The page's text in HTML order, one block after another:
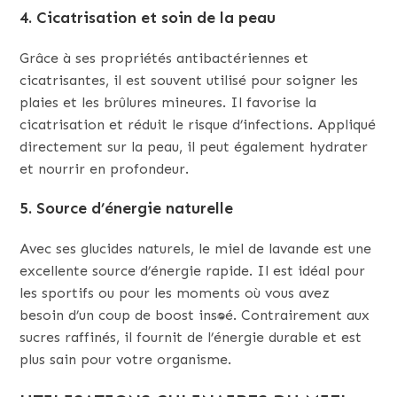
4. Cicatrisation et soin de la peau
Grâce à ses propriétés antibactériennes et
cicatrisantes, il est souvent utilisé pour soigner les
plaies et les brûlures mineures. Il favorise la
cicatrisation et réduit le risque d’infections. Appliqué
directement sur la peau, il peut également hydrater
et nourrir en profondeur.
5. Source d’énergie naturelle
Avec ses glucides naturels, le miel de lavande est une
excellente source d’énergie rapide. Il est idéal pour
les sportifs ou pour les moments où vous avez
besoin d’un coup de boost instantané. Contrairement aux
sucres raffinés, il fournit de l’énergie durable et est
plus sain pour votre organisme.